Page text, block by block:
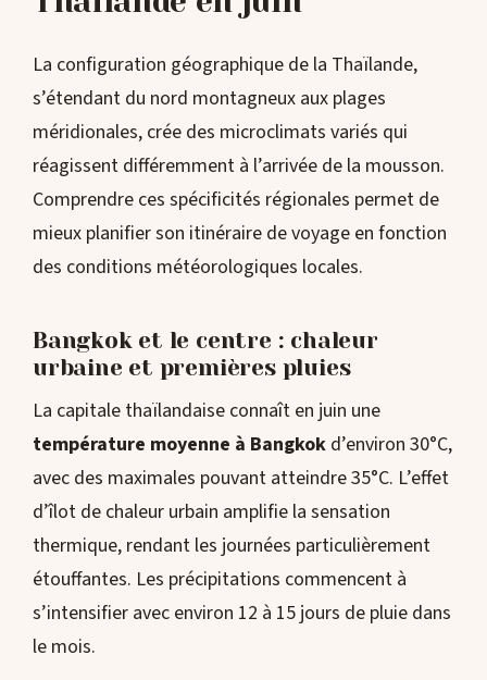
La configuration géographique de la Thaïlande,
s’étendant du nord montagneux aux plages
méridionales, crée des microclimats variés qui
réagissent différemment à l’arrivée de la mousson.
Comprendre ces spécificités régionales permet de
mieux planifier son itinéraire de voyage en fonction
des conditions météorologiques locales.
Bangkok et le centre : chaleur
urbaine et premières pluies
La capitale thaïlandaise connaît en juin une
température moyenne à Bangkok d’environ 30°C,
avec des maximales pouvant atteindre 35°C. L’effet
d’îlot de chaleur urbain amplifie la sensation
thermique, rendant les journées particulièrement
étouffantes. Les précipitations commencent à
s’intensifier avec environ 12 à 15 jours de pluie dans
le mois.